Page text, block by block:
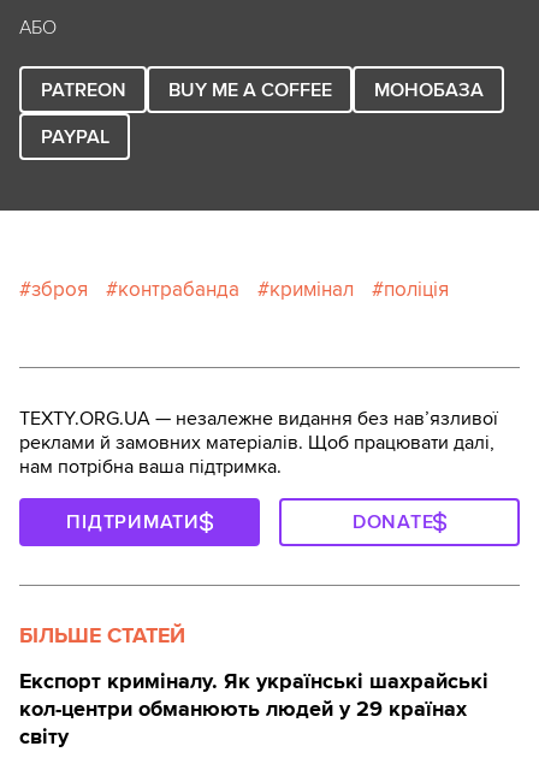
АБО
PATREON BUY ME A COFFEE
МОНОБАЗА
PAYPAL
зброя контрабанда кримінал поліція
TEXTY.ORG.UA — незалежне видання без навʼязливої
реклами й замовних матеріалів. Щоб працювати далі,
нам потрібна ваша підтримка.
ПІДТРИМАТИ DONATE
БІЛЬШЕ СТАТЕЙ
Експорт криміналу. Як українські шахрайські
кол-центри обманюють людей у 29 країнах
світу